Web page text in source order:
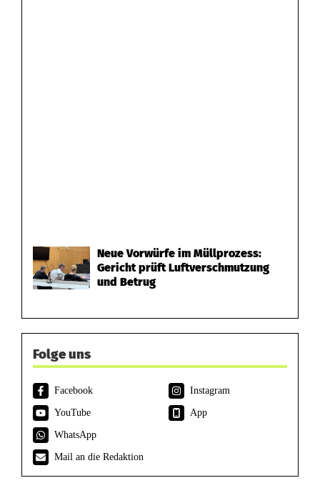
Neue Vorwürfe im Müllprozess:
Gericht prüft Luftverschmutzung
und Betrug
Folge uns
Facebook
Instagram
YouTube
App
WhatsApp
Mail an die Redaktion